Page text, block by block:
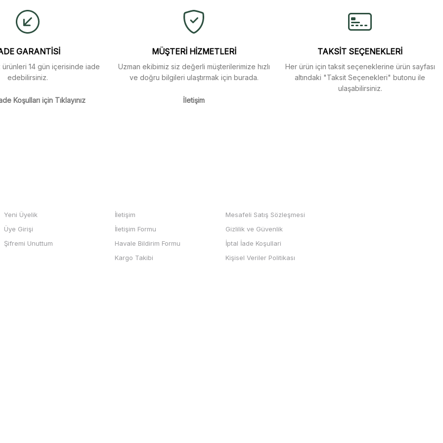
ve odeme kolay , büyük
GARANTİSİ
ürünleri 14 gün içerisinde iade
edebilirsiniz.
Koşulları için Tıklayınız
MÜŞTERİ HİZMETLERİ
Uzman ekibimiz siz değerli müşterilerimize hızlı
ve doğru bilgileri ulaştırmak için burada.
İletişim
TAKSİT SEÇENEKLERİ
Her ürün için taksit seçeneklerine ürün sayfası
altındaki "Taksit Seçenekleri" butonu ile
ulaşabilirsiniz.
Yeni Üyelik
Üye Girişi
Şifremi Unuttum
İletişim
İletişim Formu
Havale Bildirim Formu
Kargo Takibi
Mesafeli Satış Sözleşmesi
Gizlilik ve Güvenlik
İptal İade Koşullari
Kişisel Veriler Politikası